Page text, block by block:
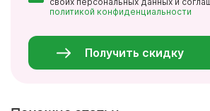
политикой конфиденциальности
Получить скидку